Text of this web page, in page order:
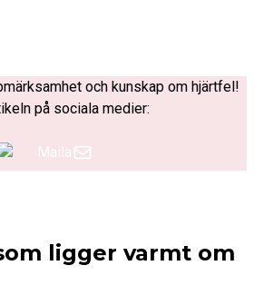
och kunskap om hjärtfel!
på sociala medier:
Maila
ligger varmt om